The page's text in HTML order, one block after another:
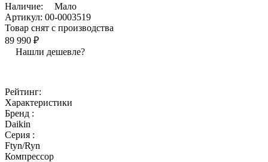
Наличие:
Мало
Артикул: 00-0003519
Товар снят с производства
89 990 ₽
Нашли дешевле?
Рейтинг:
Характеристики
Бренд :
Daikin
Серия :
Ftyn/Ryn
Компрессор